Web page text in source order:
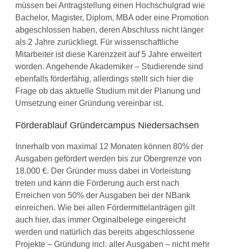
müssen bei Antragstellung einen Hochschulgrad wie
Bachelor, Magister, Diplom, MBA oder eine Promotion
abgeschlossen haben, deren Abschluss nicht länger
als 2 Jahre zurückliegt. Für wissenschaftliche
Mitarbeiter ist diese Karenzzeit auf 5 Jahre erweitert
worden. Angehende Akademiker – Studierende sind
ebenfalls förderfähig, allerdings stellt sich hier die
Frage ob das aktuelle Studium mit der Planung und
Umsetzung einer Gründung vereinbar ist.
Förderablauf Gründercampus Niedersachsen
Innerhalb von maximal 12 Monaten können 80% der
Ausgaben gefördert werden bis zur Obergrenze von
18.000 €. Der Gründer muss dabei in Vorleistung
treten und kann die Förderung auch erst nach
Erreichen von 50% der Ausgaben bei der NBank
einreichen. Wie bei allen Fördermittelanträgen gilt
auch hier, das immer Orginalbelege eingereicht
werden und natürlich das bereits abgeschlossene
Projekte – Gründung incl. aller Ausgaben – nicht mehr